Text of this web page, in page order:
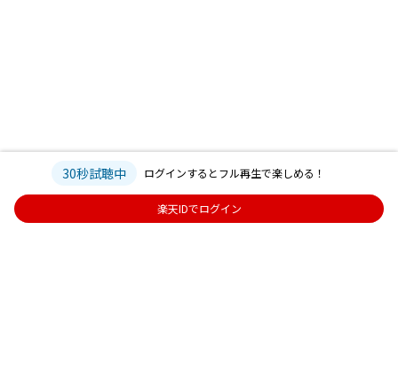
30秒試聴中 ログインするとフル再生で楽しめる！
楽天IDでログイン